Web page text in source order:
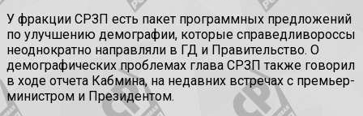
У фракции СРЗП есть пакет программных предложений
по улучшению демографии, которые справедливороссы
неоднократно направляли в ГД и Правительство. О
демографических проблемах глава СРЗП также говорил
в ходе отчета Кабмина, на недавних встречах с премьер-
министром и Президентом.